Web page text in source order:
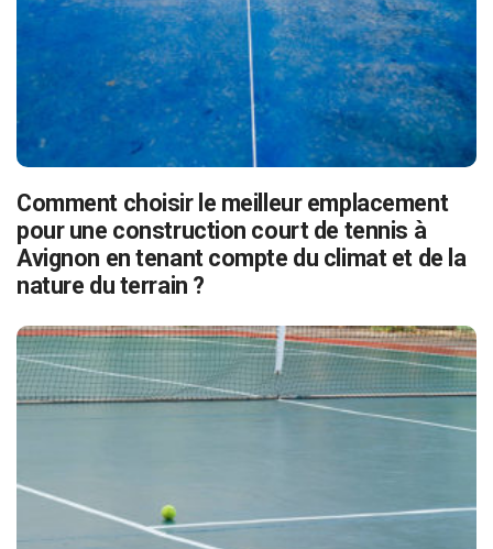
Comment choisir le meilleur emplacement
pour une construction court de tennis à
Avignon en tenant compte du climat et de la
nature du terrain ?